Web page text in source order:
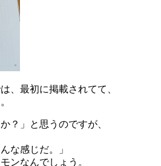
、最初に掲載されてて、
？」と思うのですが、
な感じだ。」
ンなんでしょう。